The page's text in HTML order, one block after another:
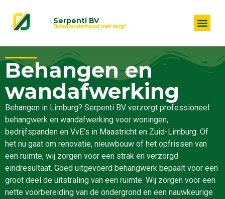
Serpenti BV
Totaalonderhoud met zorg!
Behangen en
wandafwerking
Behangen in Limburg? Serpenti BV verzorgt professioneel
behangwerk en wandafwerking voor woningen,
bedrijfspanden en VvE’s in Maastricht en Zuid-Limburg. Of
het nu gaat om renovatie, nieuwbouw of het opfrissen van
een ruimte, wij zorgen voor een strak en verzorgd
eindresultaat. Goed uitgevoerd behangwerk bepaalt voor een
groot deel de uitstraling van een ruimte. Wij zorgen voor een
nette voorbereiding van de ondergrond en een nauwkeurige